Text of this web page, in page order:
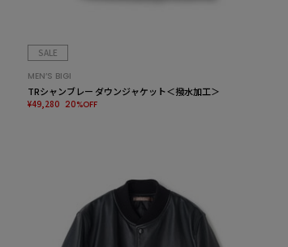
SALE
MEN’S BIGI
TRシャンブレー ダウンジャケット＜撥水加工＞
¥49,280 20%OFF